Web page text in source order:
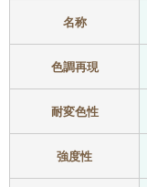
名称
色調再現
耐変色性
強度性